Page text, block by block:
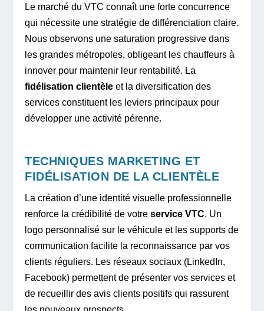
Le marché du VTC connaît une forte concurrence
qui nécessite une stratégie de différenciation claire.
Nous observons une saturation progressive dans
les grandes métropoles, obligeant les chauffeurs à
innover pour maintenir leur rentabilité. La
fidélisation clientèle et la diversification des
services constituent les leviers principaux pour
développer une activité pérenne.
TECHNIQUES MARKETING ET
FIDÉLISATION DE LA CLIENTÈLE
La création d’une identité visuelle professionnelle
renforce la crédibilité de votreservice VTC. Un
logo personnalisé sur le véhicule et les supports de
communication facilite la reconnaissance par vos
clients réguliers. Les réseaux sociaux (LinkedIn,
Facebook) permettent de présenter vos services et
de recueillir des avis clients positifs qui rassurent